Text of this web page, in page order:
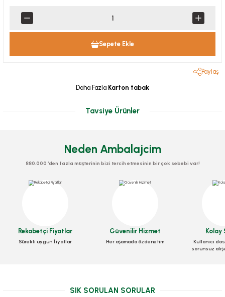
Sepete Ekle
Paylaş
Daha Fazla Karton tabak
Tavsiye Ürünler
Kutu Pizza Tst Standart 35x35x3,5 Cm
+ KDV
Neden Ambalajcim
880.000 ‘den fazla müşterinin bizi tercih etmesinin bir çok sebebi var!
Rekabetçi Fiyatlar
Sürekli uygun fiyatlar
Güvenilir Hizmet
Her aşamada özdenetim
Kolay
Kullanıcı
sorunsuz
SIK SORULAN SORULAR